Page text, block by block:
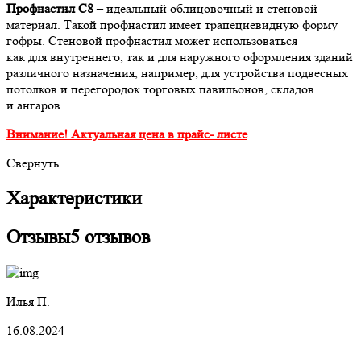
Профнастил С8– идеальный облицовочный и стеновой
материал. Такой профнастил имеет трапециевидную форму
гофры. Стеновой профнастил может использоваться
как для внутреннего, так и для наружного оформления зданий
различного назначения, например, для устройства подвесных
потолков и перегородок торговых павильонов, складов
и ангаров.
Внимание! Актуальная цена в прайс- листе
Свернуть
Характеристики
Отзывы5 отзывов
Илья П.
16.08.2024